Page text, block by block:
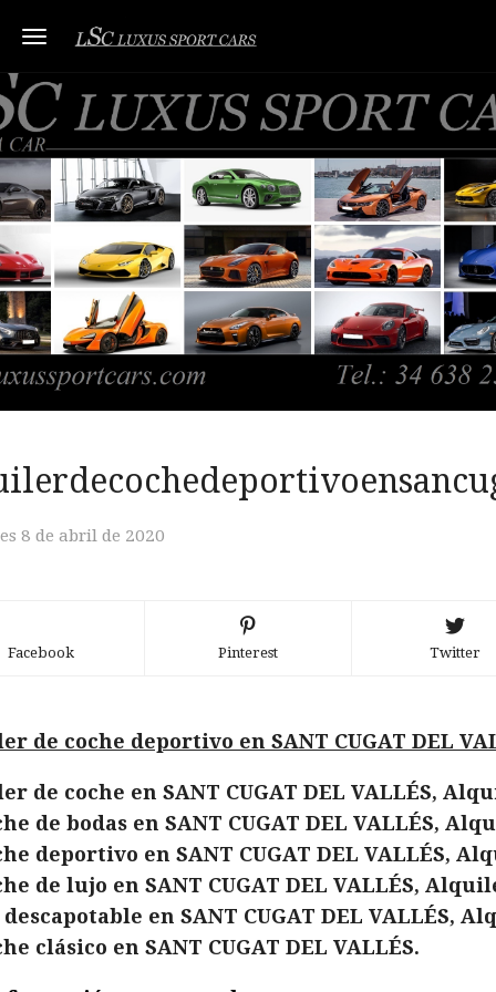
Toggle navigation
8 de abril de 2020
Facebook Pinterest Twitter
de coche deportivo en SANT CUGAT DEL
de coche en SANT CUGAT DEL VALLÉS,
de bodas en SANT CUGAT DEL VALLÉS,
deportivo en SANT CUGAT DEL VALLÉS,
de lujo en SANT CUGAT DEL VALLÉS,
en SANT CUGAT DEL VALLÉS,
clásico en SANT CUGAT DEL VALLÉS.